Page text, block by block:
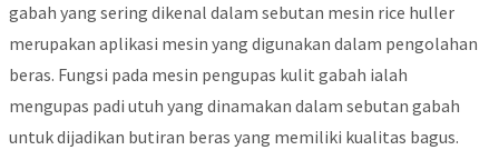
gabah yang sering dikenal dalam sebutan mesin rice huller
merupakan aplikasi mesin yang digunakan dalam pengolahan
beras. Fungsi pada mesin pengupas kulit gabah ialah
mengupas padi utuh yang dinamakan dalam sebutan gabah
untuk dijadikan butiran beras yang memiliki kualitas bagus.